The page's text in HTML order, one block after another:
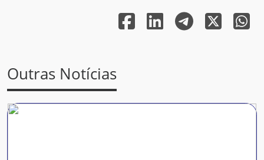
Outras Notícias